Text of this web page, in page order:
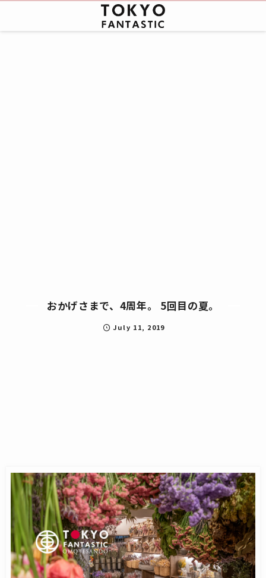
おかげさまで、4周年。 5回目の夏。
July 11, 2019